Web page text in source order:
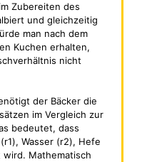
Zubereiten des
und gleichzeitig
man nach dem
Kuchen erhalten,
nicht
der Bäcker die
im Vergleich zur
bedeutet, dass
Wasser (r2), Hefe
Mathematisch